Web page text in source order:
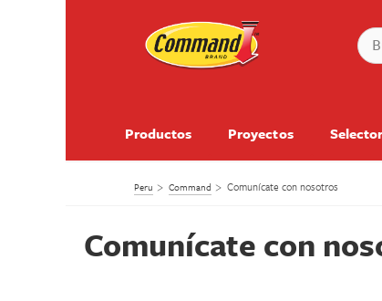
Productos Proyectos
Peru Command Comunícate con nosotros
Comunícate con